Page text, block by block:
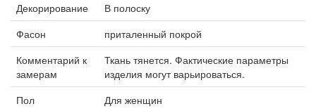
Декорирование
В полоску
Фасон
приталенный покрой
Комментарий к
замерам
Ткань тянется. Фактические параметры
изделия могут варьироваться.
Пол
Для женщин